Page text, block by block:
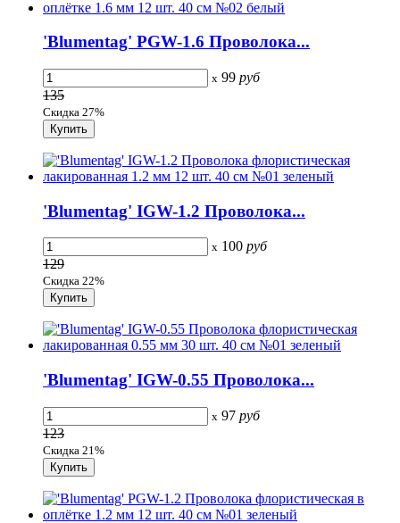
'Blumentag' PGW-1.6 Проволока...
x 99 руб
135
Скидка 27%
'Blumentag' IGW-1.2 Проволока...
x 100 руб
129
Скидка 22%
'Blumentag' IGW-0.55 Проволока...
x 97 руб
123
Скидка 21%